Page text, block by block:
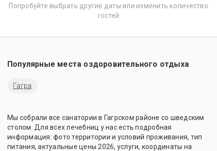
Попробуйте выбрать другие даты или изменить количество
гостей
Популярные места оздоровительного отдыха
Гагра
Мы собрали все санатории в Гагрском районе со шведским
столом. Для всех лечебниц у нас есть подробная
информация: фото территории и условий проживания, тип
питания, актуальные цены 2026, услуги, координаты на